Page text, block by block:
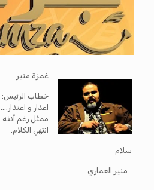
غمزة منير
خطاب الرئيس:
اعذار و
ممثّل رغم أنفه
انتهي الكلام.
سلام
منير العماري